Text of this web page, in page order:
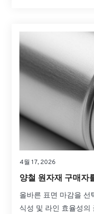
4월 17, 2026
양철 원자재 구매자
올바른 표면 마감을 선
식성 및 라인 효율성의